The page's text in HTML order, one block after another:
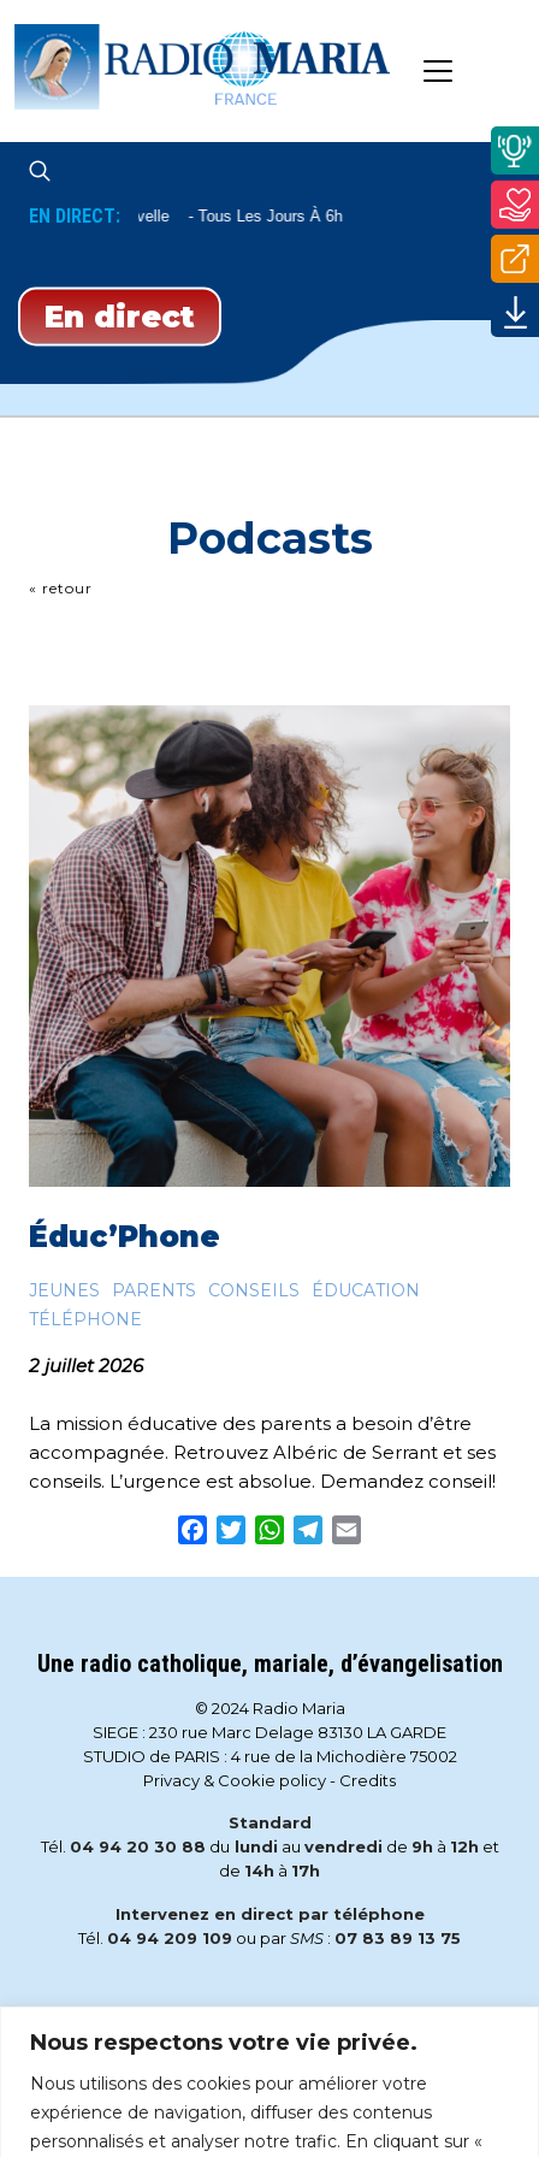
Nous respectons votre vie privée.
Nous utilisons des cookies pour améliorer votre
expérience de navigation, diffuser des contenus
personnalisés et analyser notre trafic. En cliquant sur «
EN DIRECT:
Aube Nouvelle Tous Les Jours À 6h
En direct
Podcasts
« retour
Éduc’Phone
JEUNES PARENTS CONSEILS
ÉDUCATION
TÉLÉPHONE
2 juillet 2026
La mission éducative des parents a besoin d’être
accompagnée. Retrouvez Albéric de Serrant et ses
conseils. L’urgence est absolue. Demandez conseil!
Facebook
TwitterWhatsApp
Telegram
Une radio catholique, mariale, d’évangelisation
© 2024 Radio Maria
SIEGE : 230 rue Marc Delage 83130 LA GARDE
STUDIO de PARIS : 4 rue de la Michodière 75002
Privacy & Cookie policy- Credits
Standard
Tél. 04 94 20 30 88 du lundi au vendredi de 9h à 12h et
de 14h à 17h
Intervenez en direct par téléphone
Tél. 04 94 209 109 ou parSMS : 07 83 89 13 75
accueil@radiomaria.fr
Écoutez Radio Maria sur :